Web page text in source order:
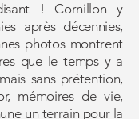
! Cornillon y
après décennies,
photos montrent
que le temps y a
sans prétention,
mémoires de vie,
un terrain pour la